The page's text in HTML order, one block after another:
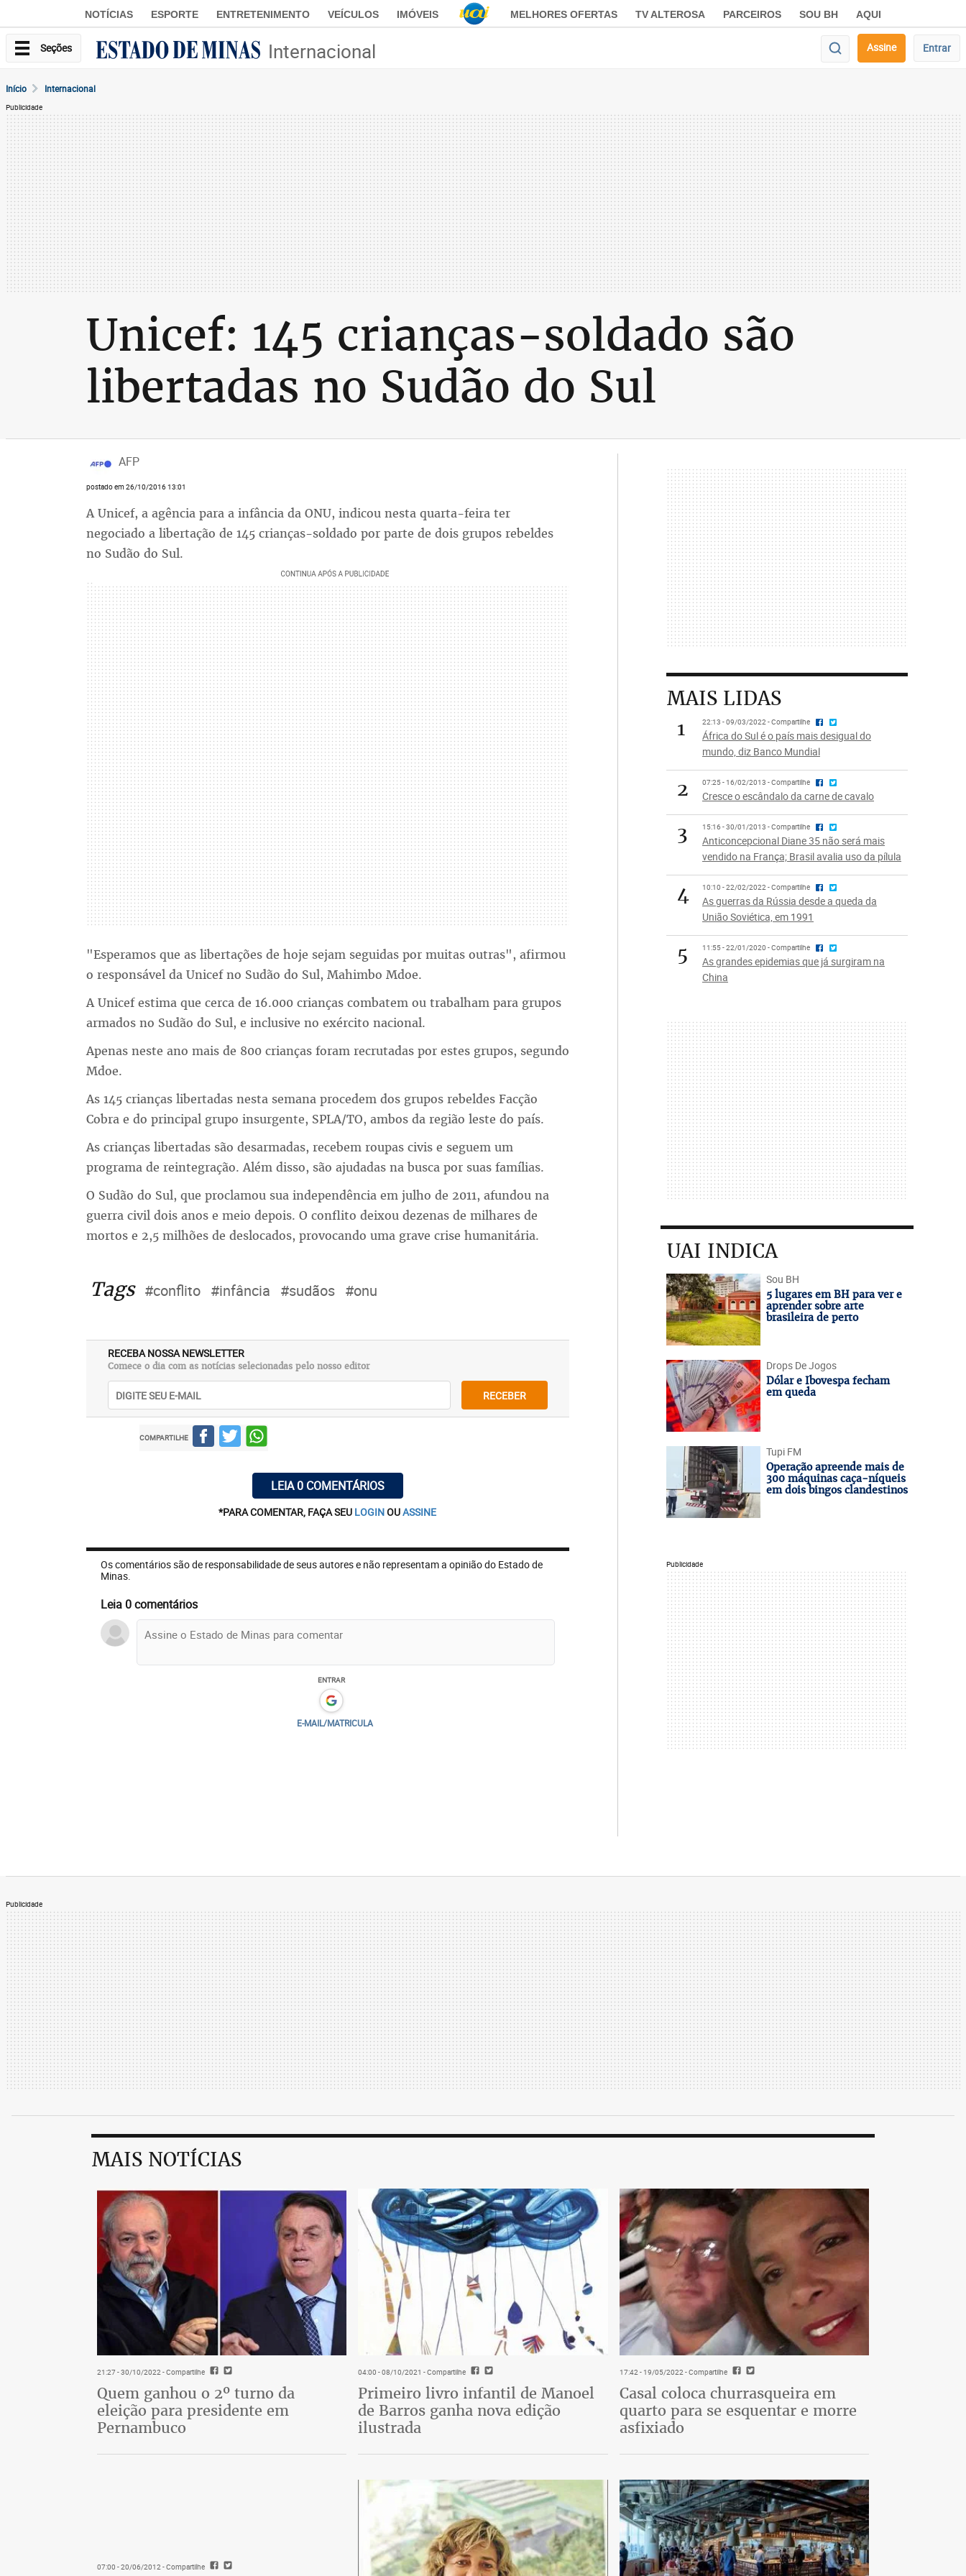
NOTÍCIAS ESPORTE ENTRETENIMENTO VEÍCULOS IMÓVEIS MELHORES OFERTAS TV ALTEROSA PARCEIROS SOU BH AQUI
Seções Internacional Assine Entrar
Início Internacional
Publicidade
Unicef: 145 crianças-soldado são
libertadas no Sudão do Sul
AFP
postado em 26/10/2016 13:01
A Unicef, a agência para a infância da ONU, indicou nesta quarta-feira ter
negociado a libertação de 145 crianças-soldado por parte de dois grupos rebeldes
no Sudão do Sul.
"Esperamos que as libertações de hoje sejam seguidas por muitas outras", afirmou
o responsável da Unicef no Sudão do Sul, Mahimbo Mdoe.
A Unicef estima que cerca de 16.000 crianças combatem ou trabalham para grupos
armados no Sudão do Sul, e inclusive no exército nacional.
Apenas neste ano mais de 800 crianças foram recrutadas por estes grupos, segundo
Mdoe.
As 145 crianças libertadas nesta semana procedem dos grupos rebeldes Facção
Cobra e do principal grupo insurgente, SPLA/TO, ambos da região leste do país.
As crianças libertadas são desarmadas, recebem roupas civis e seguem um
programa de reintegração. Além disso, são ajudadas na busca por suas famílias.
O Sudão do Sul, que proclamou sua independência em julho de 2011, afundou na
guerra civil dois anos e meio depois. O conflito deixou dezenas de milhares de
mortos e 2,5 milhões de deslocados, provocando uma grave crise humanitária.
Tags #conflito #infância #sudãos #onu
RECEBA NOSSA NEWSLETTER
Comece o dia com as notícias selecionadas pelo nosso editor
RECEBER
COMPARTILHE
LEIA 0 COMENTÁRIOS
*PARA COMENTAR, FAÇA SEU LOGINOUASSINE
Os comentários são de responsabilidade de seus autores e não representam a opinião do Estado de
Minas.
Leia 0 comentários
ENTRAR
E-MAIL/MATRICULA
MAIS LIDAS
1
22:13 - 09/03/2022 - Compartilhe
África do Sul é o país mais desigual do
mundo, diz Banco Mundial
2 07:25 - 16/02/2013 - Compartilhe
Cresce o escândalo da carne de cavalo
3 15:16 - 30/01/2013 - Compartilhe
Anticoncepcional Diane 35 não será mais
vendido na França; Brasil avalia uso da pílula
4 10:10 - 22/02/2022 - Compartilhe
As guerras da Rússia desde a queda da
União Soviética, em 1991
5 11:55 - 22/01/2020 - Compartilhe
As grandes epidemias que já surgiram na
China
UAI INDICA
Sou BH
5 lugares em BH para ver e
aprender sobre arte
brasileira de perto
Drops De Jogos
Dólar e Ibovespa fecham
em queda
Tupi FM
Operação apreende mais de
300 máquinas caça-níqueis
em dois bingos clandestinos
Publicidade
Publicidade
MAIS NOTÍCIAS
21:27 - 30/10/2022- Compartilhe
Quem ganhou o 2º turno da
eleição para presidente em
Pernambuco
04:00 - 08/10/2021 - Compartilhe
Primeiro livro infantil de Manoel
de Barros ganha nova edição
ilustrada
17:42 - 19/05/2022- Compartilhe
Casal coloca churrasqueira em
quarto para se esquentar e morre
asfixiado
07:00 - 20/06/2012- Compartilhe